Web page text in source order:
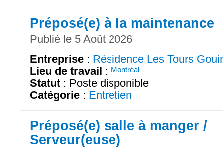
Préposé(e) à la maintenance
Publié le 5 Août 2026
Entreprise : Résidence Les Tours
Lieu de travail : Montréal
Statut : Poste disponible
Catégorie : Entretien
Préposé(e) salle à manger /
Serveur(euse)